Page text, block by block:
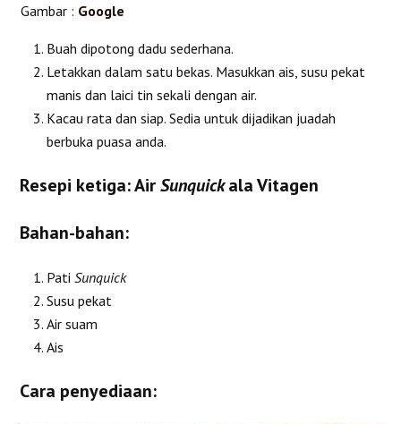
Gambar : Google
Buah dipotong dadu sederhana.
Letakkan dalam satu bekas. Masukkan ais, susu pekat
manis dan laici tin sekali dengan air.
Kacau rata dan siap. Sedia untuk dijadikan juadah
berbuka puasa anda.
Resepi ketiga: AirSunquickala Vitagen
Bahan-bahan:
PatiSunquick
Susu pekat
Air suam
Ais
Cara penyediaan: